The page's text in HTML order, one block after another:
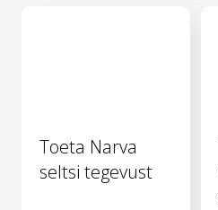
Toeta Narva
seltsi tegevust